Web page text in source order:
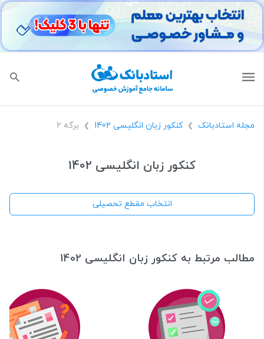
مجله استادبانک ❯ کنکور زبان انگلیسی 1402 ❯ برگه 2
کنکور زبان انگلیسی 1402
انتخاب مقطع تحصیلی
مطالب مرتبط به کنکور زبان انگلیسی 1402